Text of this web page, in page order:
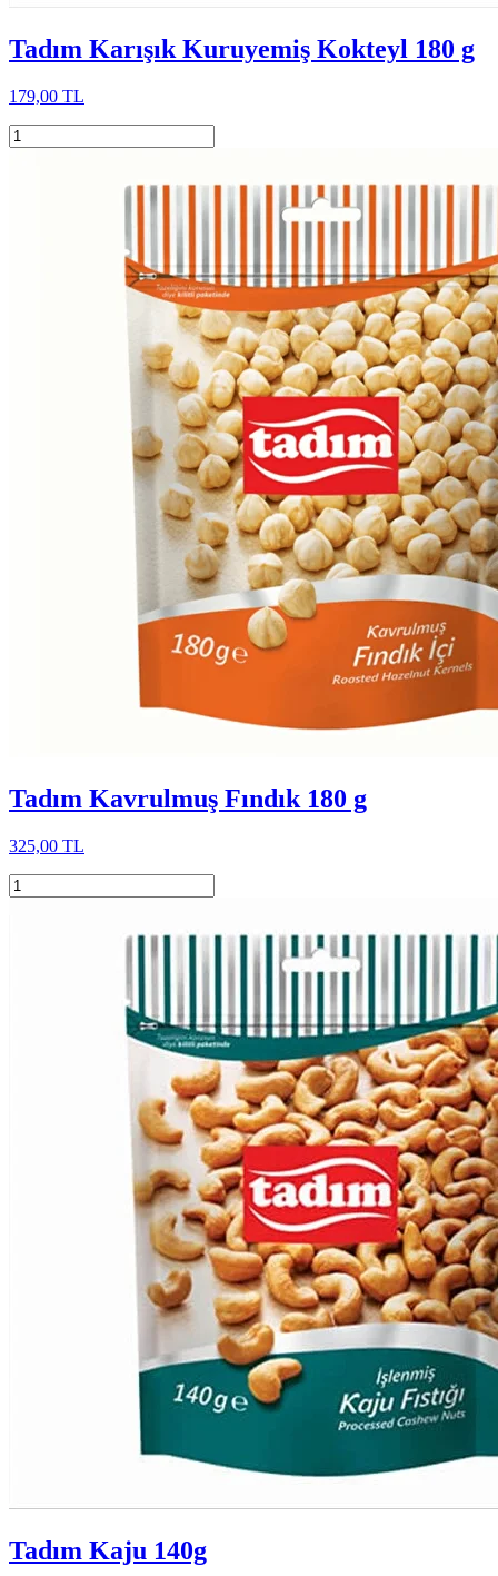
Tadım Karışık Kuruyemiş Kokteyl 180 g
179,00 TL
Tadım Kavrulmuş Fındık 180 g
325,00 TL
Tadım Kaju 140g